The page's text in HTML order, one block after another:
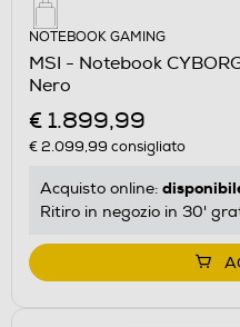
NOTEBOOK GAMING
MSI - Notebook
Nero
€ 1.899,99
€ 2.099,99 consigliato
Acquisto online:
Ritiro in negozio in 30'